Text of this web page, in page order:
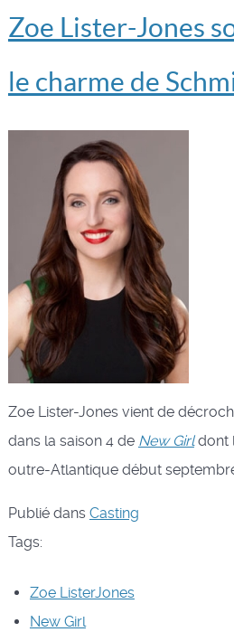
Zoe Lister-Jones
le charme de
Zoe Lister-Jones vient de
dans la saison 4 de New Girldont
outre-Atlantique début
Publié dans Casting
Tags:
Zoe ListerJones
New Girl